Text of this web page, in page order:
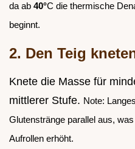
da ab 40°C die thermische
beginnt.
2. Den Teig
Knete die Masse für
mittlerer Stufe. Note:
Glutenstränge parallel aus,
Aufrollen erhöht.